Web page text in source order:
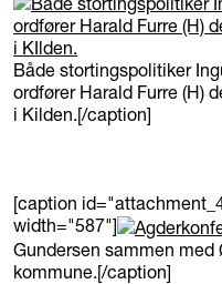
Både stortingspolitiker
ordfører Harald Furre (H)
i Kilden.[/caption]
[caption
width="587"]
Gundersen sammen
kommune.[/caption]